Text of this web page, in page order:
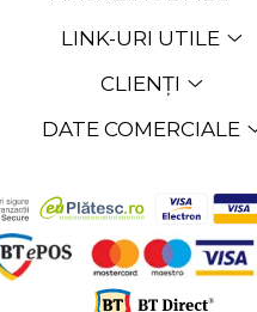
LINK-URI UTILE
CLIENȚI
DATE COMERCIALE